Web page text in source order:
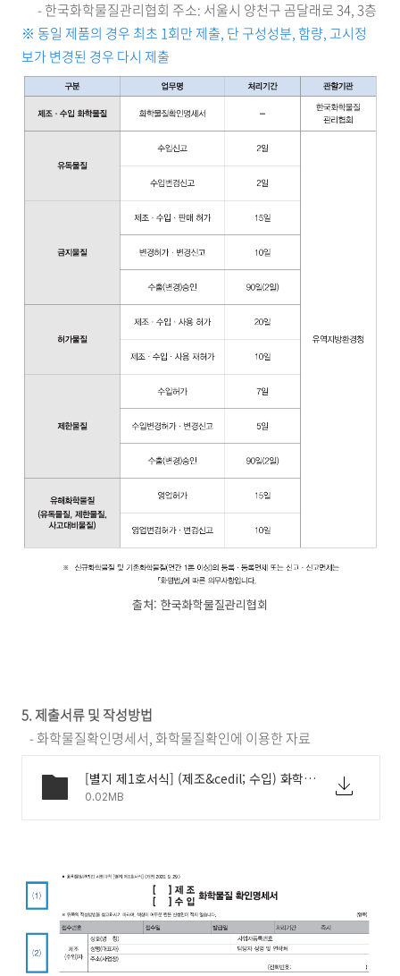
- 한국화학물질관리협회 주소: 서울시 양천구 곰달래로 34, 3층
※ 동일 제품의 경우 최초 1회만 제출, 단 구성성분, 함량, 고시정
보가 변경된 경우 다시 제출
출처: 한국화학물질관리협회
5. 제출서류 및 작성방법
- 화학물질확인명세서, 화학물질확인에 이용한 자료
[별지 제1호서식] (제조&cedil; 수입) 화학물질 확인명세서(화학물질관리법 시행규칙).hwp
0.02MB